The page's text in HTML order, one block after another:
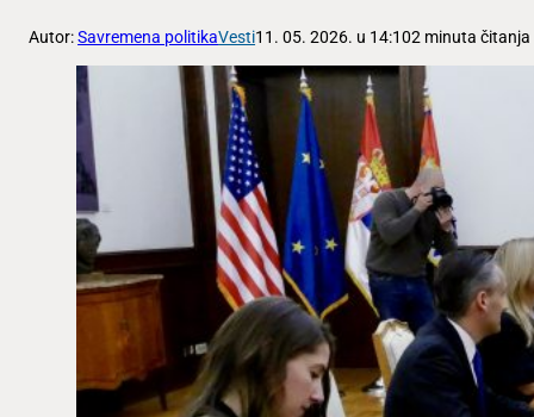
Autor:Savremena politikaVesti11. 05. 2026. u 14:102 minuta čitanja